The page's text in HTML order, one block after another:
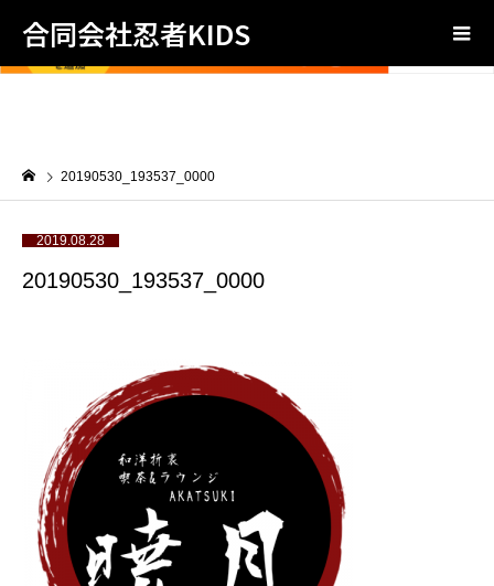
合同会社忍者KIDS
20190530_193537_0000
2019.08.28
20190530_193537_0000